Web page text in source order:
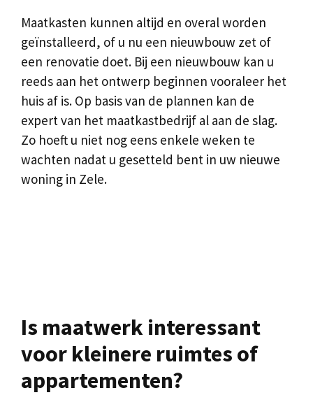
Maatkasten kunnen altijd en overal worden
geïnstalleerd, of u nu een nieuwbouw zet of
een renovatie doet. Bij een nieuwbouw kan u
reeds aan het ontwerp beginnen vooraleer het
huis af is. Op basis van de plannen kan de
expert van het maatkastbedrijf al aan de slag.
Zo hoeft u niet nog eens enkele weken te
wachten nadat u gesetteld bent in uw nieuwe
woning in Zele.
Is maatwerk interessant
voor kleinere ruimtes of
appartementen?